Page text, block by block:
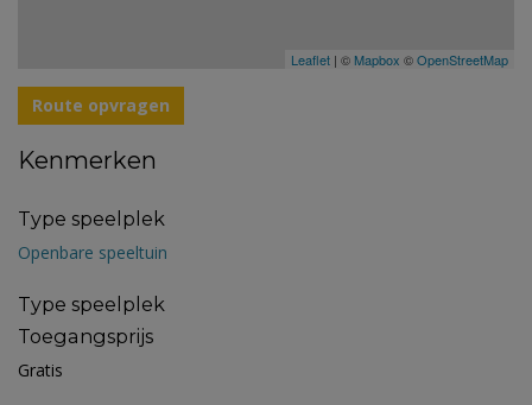
Leaflet | © Mapbox ©OpenStreetMap
Route opvragen
Kenmerken
Type speelplek
Openbare speeltuin
Type speelplek
Toegangsprijs
Gratis